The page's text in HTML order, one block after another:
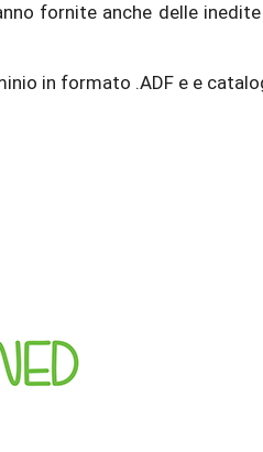
fornite anche delle
in formato .ADF e e